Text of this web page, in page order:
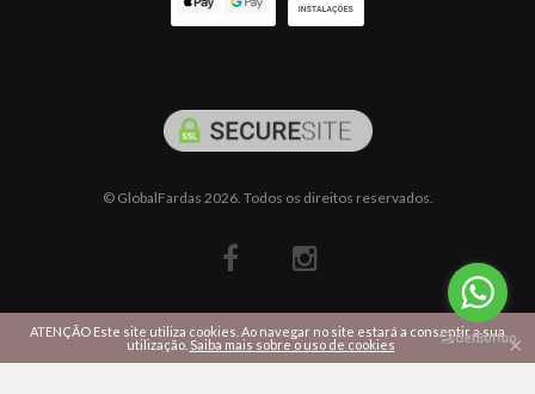
© GlobalFardas 2026. Todos os direitos reservados.
ATENÇÃO Este site utiliza cookies. Ao navegar no site estará a consentir a sua
utilização. Saiba mais sobre o uso de cookies ×